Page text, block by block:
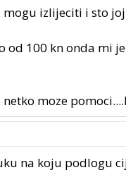
izlijeciti i sto
od 100 kn onda mi
moze
na koju podlogu